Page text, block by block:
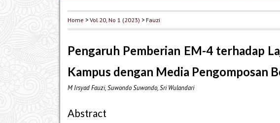
Home >Vol 20, No 1 (2023) >Fauzi
Pengaruh Pemberian EM-4 terhadap
Kampus dengan Media Pengomposan
M Irsyad Fauzi, Suwondo Suwondo, Sri Wulandari
Abstract